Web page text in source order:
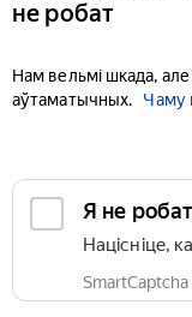
не робат
Нам вельмі шкада,
аўтаматычных.
Чаму
Я не робат
Націсніце,
SmartCaptcha